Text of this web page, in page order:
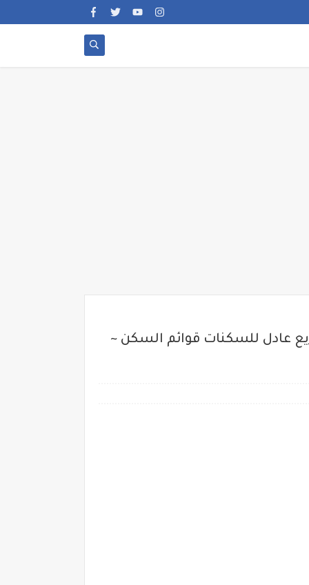
الوطنية للسكن لتوزيع عادل للسكنات قوائم السكن ~